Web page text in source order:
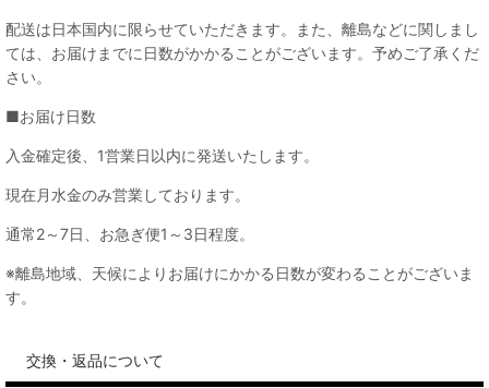
配送は日本国内に限らせていただきます。また、離島などに関しまし
ては、お届けまでに日数がかかることがございます。予めご了承くだ
さい。
■お届け日数
入金確定後、1営業日以内に発送いたします。
現在月水金のみ営業しております。
通常2～7日、お急ぎ便1～3日程度。
※離島地域、天候によりお届けにかかる日数が変わることがございま
す。
交換・返品について